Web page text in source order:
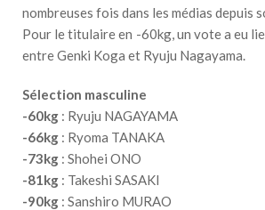
nombreuses fois dans les médias depuis
Pour le titulaire en -60kg, un vote a eu
entre Genki Koga et Ryuju Nagayama.
Sélection masculine
-60kg : Ryuju NAGAYAMA
-66kg : Ryoma TANAKA
-73kg : Shohei ONO
-81kg : Takeshi SASAKI
-90kg : Sanshiro MURAO